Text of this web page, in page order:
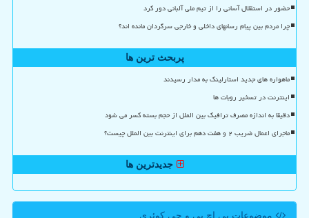
حضور در استقلال آسانی را از تیم ملی آلبانی دور کرد
چرا مردم بین پیام رسانهای داخلی و خارجی سرگردان مانده اند؟
پربحث ترین ها
ماهواره های جدید استارلینک به مدار رسیدند
اینترنت در تسخیر روبات ها
دقیقا به اندازه مصرف ترافیک بین الملل از حجم بسته کسر می شود
ماجرای اعمال ضریب ۲ و هفت دهم برای اینترنت بین الملل چیست؟
جدیدترین ها
موضوعات پی اچ پی و جی كوئری